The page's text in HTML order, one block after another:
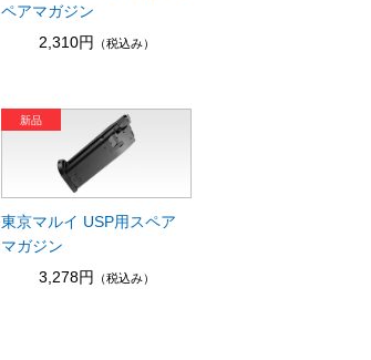
ペアマガジン
2,310円
（税込み）
東京マルイ USP用スペア
マガジン
3,278円
（税込み）